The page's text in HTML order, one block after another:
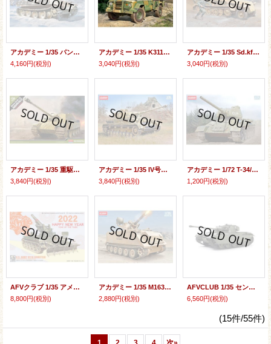
アカデミー 1/35 パンター戦車G型 初期生産型【プラモデル】
4,160円(税別)
アカデミー 1/35 K311A1 カーゴトラック【プラモデル】
3,040円(税別)
アカデミー 1/35 Sd.kfz.251/1 ハーフトラック C型【プラモデル】
3,040円(税別)
アカデミー 1/35 重駆逐戦車 ヤークトパンター G1【プラモデル】
3,840円(税別)
アカデミー 1/35 IV号戦車H後期型/J型【プラモデル】
3,840円(税別)
アカデミー 1/72 T-34/85 中戦車【プラモデル】
1,200円(税別)
AFVクラブ 1/35 アメリカ陸軍 M110 203mm 自走榴弾砲【プラモデル】
8,800円(税別)
アカデミー 1/35 M163対空自走砲【プラモデル】
2,880円(税別)
AFVCLUB 1/35 センチュリオンMk.I【プラモデル】
6,560円(税別)
(15件/55件)